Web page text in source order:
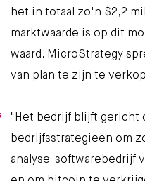
het in totaal zo'n $2,2
marktwaarde is op dit
waard. MicroStrategy
van plan te zijn te
"Het bedrijf blijft gericht
bedrijfsstrategieën om
analyse-softwarebedrijf